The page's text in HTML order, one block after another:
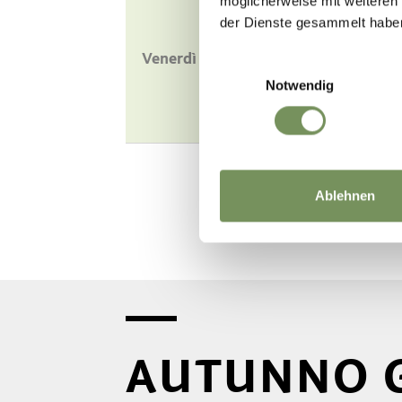
der Dienste gesammelt
Notwendig
Ablehnen
Venerdì
23.10.
ore 19.00
Galadinner
Hotel Prokulus****S
AUTUNNO